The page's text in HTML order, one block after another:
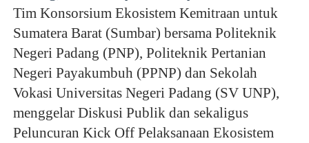
Tim Konsorsium Ekosistem Kemitraan untuk
Sumatera Barat (Sumbar) bersama Politeknik
Negeri Padang (PNP), Politeknik Pertanian
Negeri Payakumbuh (PPNP) dan Sekolah
Vokasi Universitas Negeri Padang (SV UNP),
menggelar Diskusi Publik dan sekaligus
Peluncuran Kick Off Pelaksanaan Ekosistem